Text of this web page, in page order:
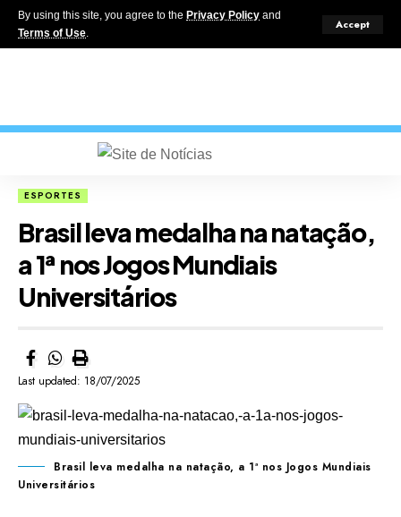
By using this site, you agree to the Privacy Policy and
Terms of Use.
Accept
ESPORTES
Brasil leva medalha na natação,
a 1ª nos Jogos Mundiais
Universitários
Last updated: 18/07/2025
Brasil leva medalha na natação, a 1ª nos Jogos Mundiais
Universitários